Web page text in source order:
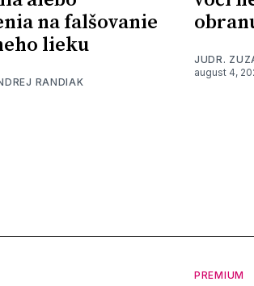
na falšovanie
lieku
RANDIAK
JUDR.
august 4,
PREMIUM